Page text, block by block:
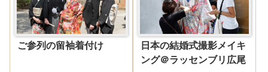
ご参列の留袖着付け
日本の結婚式撮影メイキ
ング＠ラッセンブリ広尾